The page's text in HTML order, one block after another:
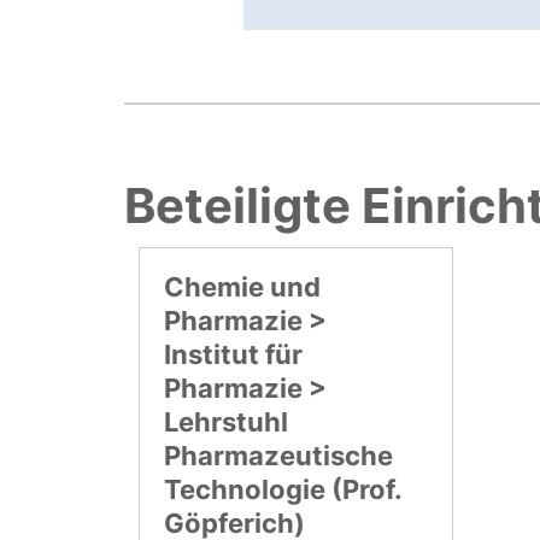
Beteiligte
Chemie und
Pharmazie >
Institut für
Pharmazie >
Lehrstuhl
Pharmazeutische
Technologie (Prof.
Göpferich)